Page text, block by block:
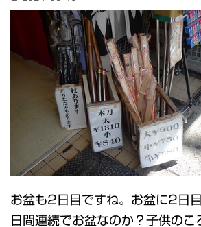
お盆も2日目ですね。お盆に2日
日間連続でお盆なのか？子供のこ